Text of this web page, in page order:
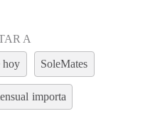
A
hoy SoleMates
importa